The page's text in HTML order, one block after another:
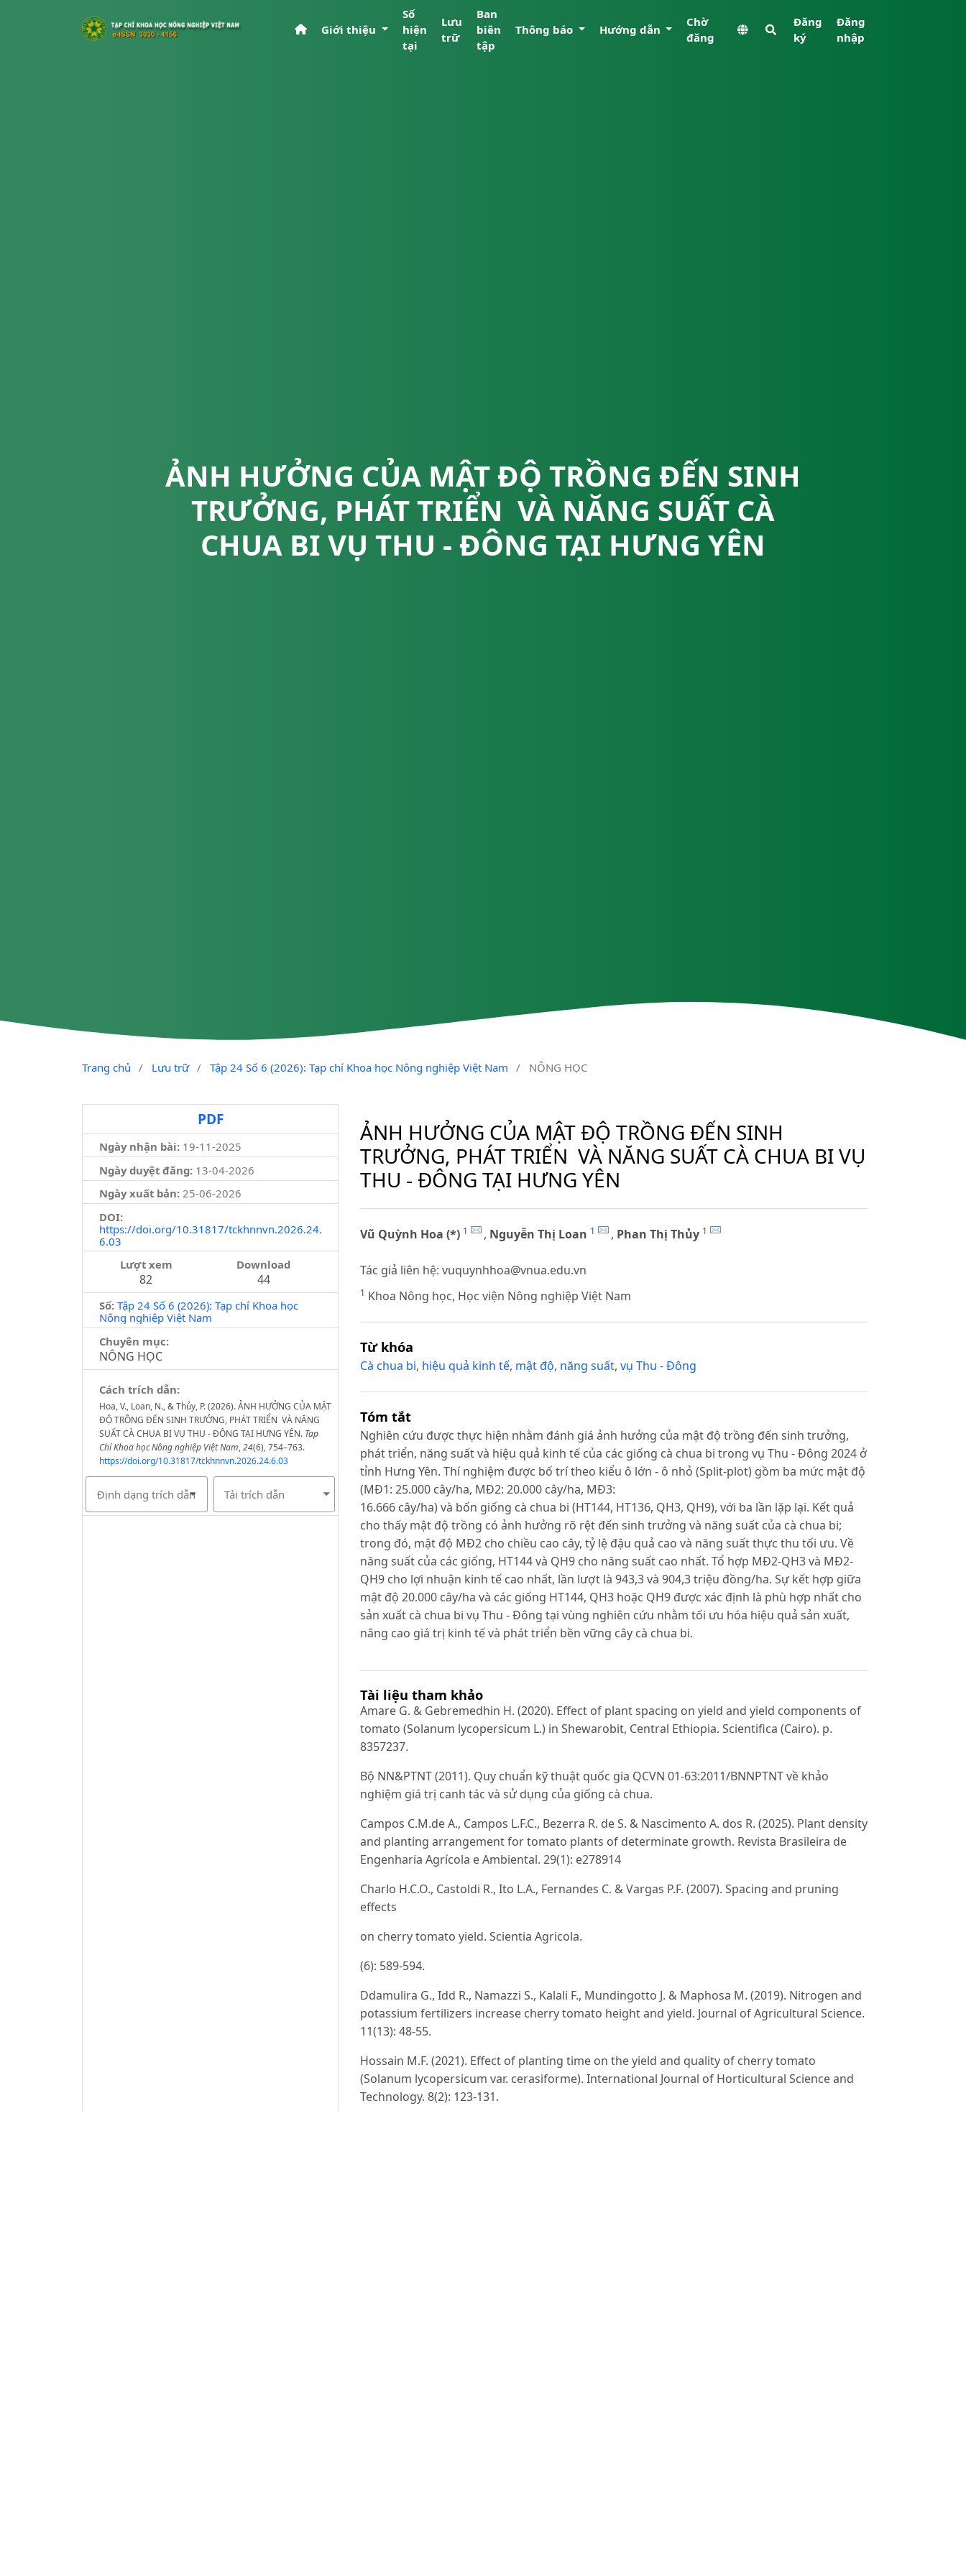
Giới thiệu
Số
hiện
tại
Lưu
trữ
Ban
biên
tập
Thông báo Hướng dẫn
Chờ
đăng
Đăng
ký
Đăng
nhập
ẢNH HƯỞNG CỦA MẬT ĐỘ TRỒNG ĐẾN SINH
TRƯỞNG, PHÁT TRIỂN VÀ NĂNG SUẤT CÀ
CHUA BI VỤ THU - ĐÔNG TẠI HƯNG YÊN
Trang chủ / Lưu trữ / Tập 24 Số 6 (2026): Tạp chí Khoa học Nông nghiệp Việt Nam / NÔNG HỌC
PDF
Ngày nhận bài: 19-11-2025
Ngày duyệt đăng:13-04-2026
Ngày xuất bản: 25-06-2026
DOI:
https://doi.org/10.31817/tckhnnvn.2026.24.
6.03
Lượt xem
82
Download
44
Số: Tập 24 Số 6 (2026): Tạp chí Khoa học
Nông nghiệp Việt Nam
Chuyên mục:
NÔNG HỌC
Cách trích dẫn:
Hoa, V., Loan, N., & Thủy, P. (2026). ẢNH HƯỞNG CỦA MẬT
ĐỘ TRỒNG ĐẾN SINH TRƯỞNG, PHÁT TRIỂN VÀ NĂNG
SUẤT CÀ CHUA BI VỤ THU - ĐÔNG TẠI HƯNG YÊN. Tạp
Chí Khoa học Nông nghiệp Việt Nam,24(6), 754–763.
https://doi.org/10.31817/tckhnnvn.2026.24.6.03
Định dạng trích dẫn Tải trích dẫn
ẢNH HƯỞNG CỦA MẬT ĐỘ TRỒNG ĐẾN SINH
TRƯỞNG, PHÁT TRIỂN VÀ NĂNG SUẤT CÀ CHUA BI VỤ
THU - ĐÔNG TẠI HƯNG YÊN
Vũ Quỳnh Hoa (*) 1 , Nguyễn Thị Loan 1 , Phan Thị Thủy 1
Tác giả liên hệ:vuquynhhoa@vnua.edu.vn
1 Khoa Nông học, Học viện Nông nghiệp Việt Nam
Từ khóa
Cà chua bi, hiệu quả kinh tế, mật độ, năng suất,vụ Thu - Đông
Tóm tắt
Nghiên cứu được thực hiện nhằm đánh giá ảnh hưởng của mật độ trồng đến sinh trưởng,
phát triển, năng suất và hiệu quả kinh tế của các giống cà chua bi trong vụ Thu - Đông 2024 ở
tỉnh Hưng Yên. Thí nghiệm được bố trí theo kiểu ô lớn - ô nhỏ (Split-plot) gồm ba mức mật độ
(MĐ1: 25.000 cây/ha, MĐ2: 20.000 cây/ha, MĐ3:
16.666 cây/ha) và bốn giống cà chua bi (HT144, HT136, QH3, QH9), với ba lần lặp lại. Kết quả
cho thấy mật độ trồng có ảnh hưởng rõ rệt đến sinh trưởng và năng suất của cà chua bi;
trong đó, mật độ MĐ2 cho chiều cao cây, tỷ lệ đậu quả cao và năng suất thực thu tối ưu. Về
năng suất của các giống, HT144 và QH9 cho năng suất cao nhất. Tổ hợp MĐ2-QH3 và MĐ2-
QH9 cho lợi nhuận kinh tế cao nhất, lần lượt là 943,3 và 904,3 triệu đồng/ha. Sự kết hợp giữa
mật độ 20.000 cây/ha và các giống HT144, QH3 hoặc QH9 được xác định là phù hợp nhất cho
sản xuất cà chua bi vụ Thu - Đông tại vùng nghiên cứu nhằm tối ưu hóa hiệu quả sản xuất,
nâng cao giá trị kinh tế và phát triển bền vững cây cà chua bi.
Tài liệu tham khảo
Amare G. & Gebremedhin H. (2020). Effect of plant spacing on yield and yield components of
tomato (Solanum lycopersicum L.) in Shewarobit, Central Ethiopia. Scientifica (Cairo). p.
8357237.
Bộ NN&PTNT (2011). Quy chuẩn kỹ thuật quốc gia QCVN 01-63:2011/BNNPTNT về khảo
nghiệm giá trị canh tác và sử dụng của giống cà chua.
Campos C.M.de A., Campos L.F.C., Bezerra R. de S. & Nascimento A. dos R. (2025). Plant density
and planting arrangement for tomato plants of determinate growth. Revista Brasileira de
Engenharia Agrícola e Ambiental. 29(1): e278914
Charlo H.C.O., Castoldi R., Ito L.A., Fernandes C. & Vargas P.F. (2007). Spacing and pruning
effects
on cherry tomato yield. Scientia Agricola.
(6): 589-594.
Ddamulira G., Idd R., Namazzi S., Kalali F., Mundingotto J. & Maphosa M. (2019). Nitrogen and
potassium fertilizers increase cherry tomato height and yield. Journal of Agricultural Science.
11(13): 48-55.
Hossain M.F. (2021). Effect of planting time on the yield and quality of cherry tomato
(Solanum lycopersicum var. cerasiforme). International Journal of Horticultural Science and
Technology. 8(2): 123-131.